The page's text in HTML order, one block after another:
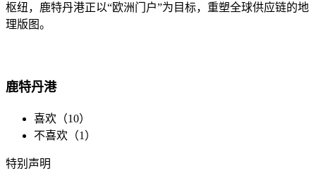
枢纽，鹿特丹港正以“欧洲门户”为目标，重塑全球供应链的地
理版图。
鹿特丹港
喜欢（10）
不喜欢（1 ）
特别声明